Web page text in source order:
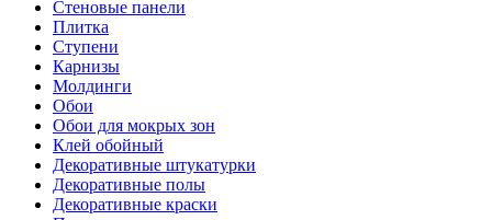
Стеновые панели
Плитка
Ступени
Карнизы
Молдинги
Обои
Обои для мокрых зон
Клей обойный
Декоративные штукатурки
Декоративные полы
Декоративные краски